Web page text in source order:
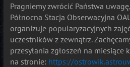
Pragniemy zwrócić Państwa
Północna Stacja Obserwacyjna
organizuje popularyzacyjnych
uczestników z zewnątrz.
przesyłania zgłoszeń na
na stronie: https://